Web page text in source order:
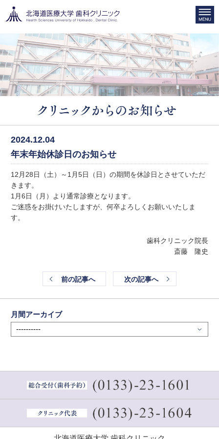
2024.12.04
年末年始休診日のお知らせ
12月28日（土）～1月5日（日）の期間を休診日とさせていただ
きます。
1月6日（月）より通常診療となります。
ご迷惑をお掛けいたしますが、何卒よろしくお願いいたしま
す。
歯科クリニック院長
斎藤 隆史
前の記事へ 次の記事へ
月間アーカイブ